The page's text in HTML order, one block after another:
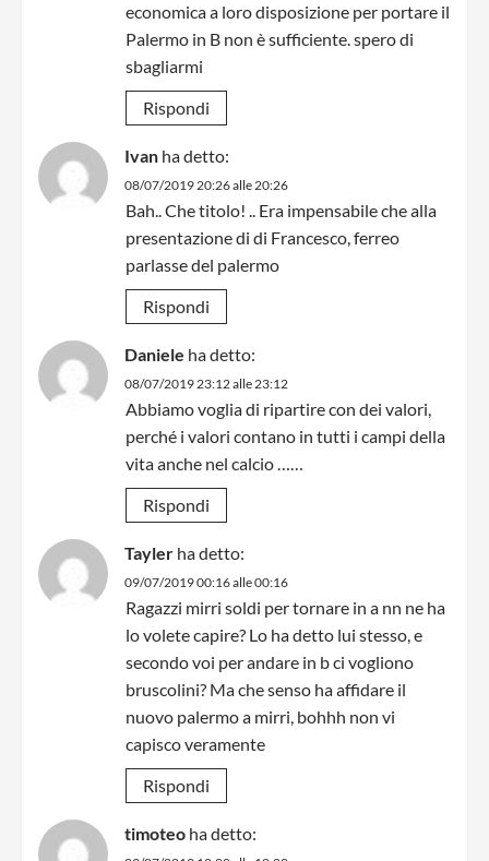
economica a loro disposizione per portare il
Palermo in B non è sufficiente. spero di
sbagliarmi
Rispondi
Ivan ha detto:
08/07/2019 20:26 alle 20:26
Bah.. Che titolo! .. Era impensabile che alla
presentazione di di Francesco, ferreo
parlasse del palermo
Rispondi
Daniele ha detto:
08/07/2019 23:12 alle 23:12
Abbiamo voglia di ripartire con dei valori,
perché i valori contano in tutti i campi della
vita anche nel calcio ……
Rispondi
Tayler ha detto:
09/07/2019 00:16 alle 00:16
Ragazzi mirri soldi per tornare in a nn ne ha
lo volete capire? Lo ha detto lui stesso, e
secondo voi per andare in b ci vogliono
bruscolini? Ma che senso ha affidare il
nuovo palermo a mirri, bohhh non vi
capisco veramente
Rispondi
timoteo ha detto: